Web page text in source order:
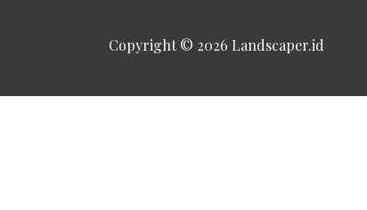
Copyright © 2026 Landscaper.id